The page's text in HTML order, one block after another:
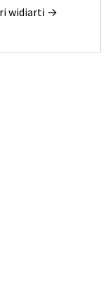
widiarti →